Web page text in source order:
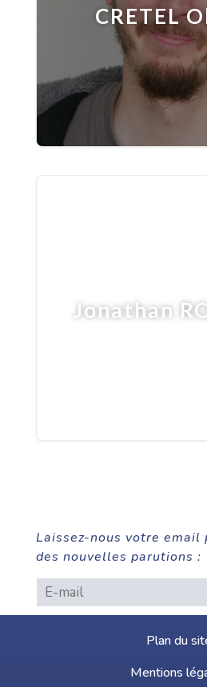
CRETEL
Jonathan
Laissez-nous votre email
des nouvelles parutions :
Plan du
Mentions